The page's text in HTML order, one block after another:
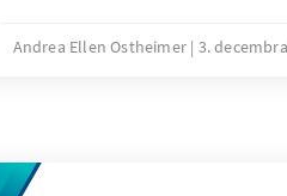
Stärkung der Rechte von
Andrea Ellen Ostheimer 3.